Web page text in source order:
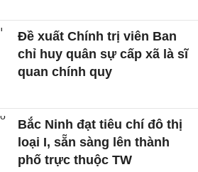
Đề xuất Chính trị viên Ban
chỉ huy quân sự cấp xã là sĩ
quan chính quy
Bắc Ninh đạt tiêu chí đô thị
loại I, sẵn sàng lên thành
phố trực thuộc TW